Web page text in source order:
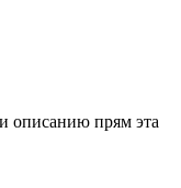
описанию прям эта